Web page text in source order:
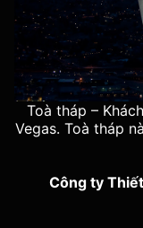
Toà tháp –
Vegas. Toà tháp
Công ty